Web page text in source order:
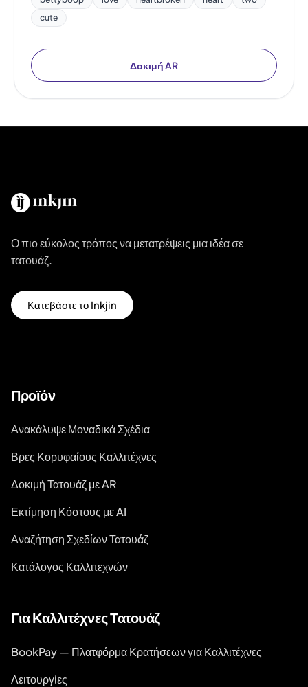
cute
Δοκιμή AR
Ο πιο εύκολος τρόπος να μετατρέψεις μια ιδέα σε
τατουάζ.
Κατεβάστε το Inkjin
Προϊόν
Ανακάλυψε Μοναδικά Σχέδια
Βρες Κορυφαίους Καλλιτέχνες
Δοκιμή Τατουάζ με AR
Εκτίμηση Κόστους με AI
Αναζήτηση Σχεδίων Τατουάζ
Κατάλογος Καλλιτεχνών
Για Καλλιτέχνες Τατουάζ
BookPay — Πλατφόρμα Κρατήσεων για Καλλιτέχνες
Λειτουργίες